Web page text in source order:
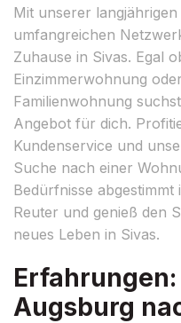
Mit unserer
umfangreichen
Zuhause in Sivas. Egal
Einzimmerwohnung
Familienwohnung
Angebot für dich.
Kundenservice und
Suche nach einer
Bedürfnisse
Reuter und genieß den
neues Leben in Sivas.
Augsburg